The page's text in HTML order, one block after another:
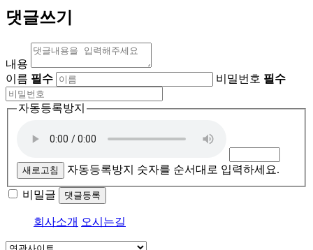
댓글쓰기
내용
이름 필수 비밀번호 필수
자동등록방지
새로고침 자동등록방지 숫자를 순서대로 입력하세요.
비밀글 댓글등록
회사소개 오시는길